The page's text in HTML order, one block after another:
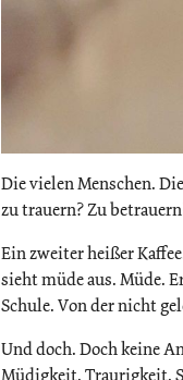
Die vielen Menschen.
zu trauern? Zu
Ein zweiter heißer
sieht müde aus. Müde.
Schule. Von der nicht
Und doch. Doch keine
Müdigkeit. Traurigkeit.